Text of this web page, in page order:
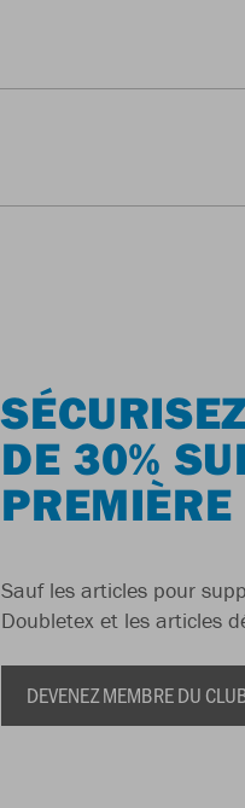
DE 30%
Sauf les articles pour
Doubletex et les articles
DEVENEZ MEMBRE DU